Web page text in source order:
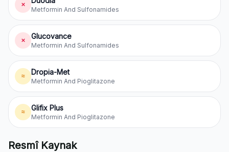
✗
Metformin And Sulfonamides
✗ Glucovance
Metformin And Sulfonamides
≈ Dropia-Met
Metformin And Pioglitazone
≈ Glifix Plus
Metformin And Pioglitazone
Resmî Kaynak